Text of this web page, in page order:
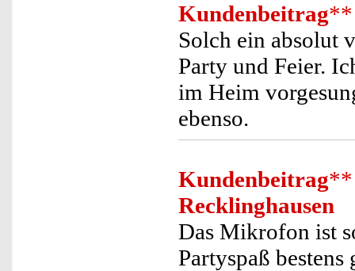
Kundenbeitrag**
Solch ein absolut
Party und Feier.
im Heim
ebenso.
Kundenbeitrag**
Recklinghausen
Das Mikrofon ist
Partyspaß bestens